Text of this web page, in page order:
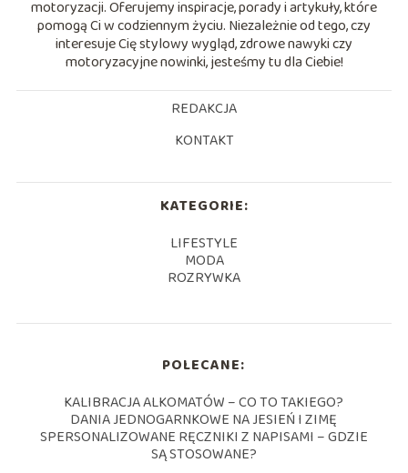
motoryzacji. Oferujemy inspiracje, porady i artykuły, które
pomogą Ci w codziennym życiu. Niezależnie od tego, czy
interesuje Cię stylowy wygląd, zdrowe nawyki czy
motoryzacyjne nowinki, jesteśmy tu dla Ciebie!
REDAKCJA
KONTAKT
KATEGORIE:
LIFESTYLE
MODA
ROZRYWKA
POLECANE:
KALIBRACJA ALKOMATÓW – CO TO TAKIEGO?
DANIA JEDNOGARNKOWE NA JESIEŃ I ZIMĘ
SPERSONALIZOWANE RĘCZNIKI Z NAPISAMI – GDZIE
SĄ STOSOWANE?